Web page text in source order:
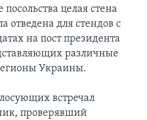
целая стена
отведена для стендов с
на пост президента
различные
Украины.
встречал
проверявший